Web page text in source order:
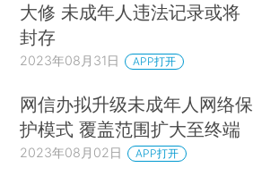
大修 未成年人违法记录或将
封存
2023年08月31日 APP打开
网信办拟升级未成年人网络保
护模式 覆盖范围扩大至终端
2023年08月02日 APP打开